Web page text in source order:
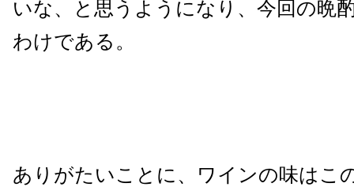
いな、と思うようになり、今回の晩
わけである。
ありがたいことに、ワインの味はこ